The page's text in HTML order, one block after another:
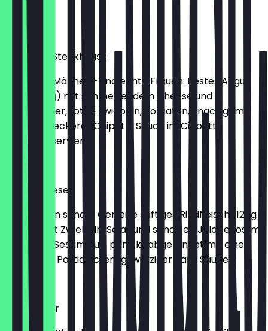
Big Angus Steakhouse
Für echte Männer – und echte Frauen: Bestes Angus
Beef (150 g) mit schmelzendem Cheese und
Steakpfeffer, roten Zwiebeln, Tomaten, knackigem
Salat und leckerer Chipotle Sauce im Ciabatta
Brötchen serviert
Chil’n’Cheese
Ganz schön scharf: Genieße saftiges Rindfleisch (125g
/ 250g) mit Zwiebeln, Salat und scharfen Jalapeños im
typischen Sesam Bun, perfekt abgerundet mit einer
doppelten Portion cremig-würziger Käse Sauce.
Hamburger